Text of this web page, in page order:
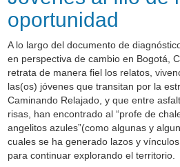
oportunidad
A lo largo del documento de
en perspectiva de cambio en Bogotá,
retrata de manera fiel los relatos,
las(os) jóvenes que transitan por la
Caminando Relajado, y que entre
risas, han encontrado al “profe de
angelitos azules”(como algunas y
cuales se ha generado lazos y
para continuar explorando el territorio.